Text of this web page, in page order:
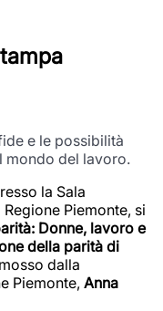
e le possibilità
mondo del lavoro.
la Sala
Piemonte, si
Donne, lavoro e
della parità di
dalla
Piemonte, Anna